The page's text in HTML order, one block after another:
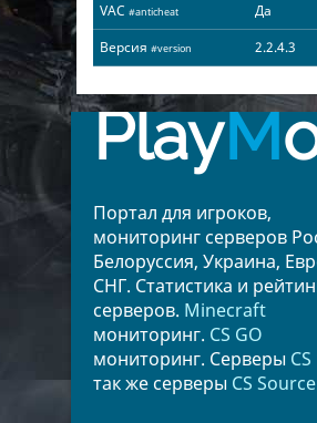
VAC #anticheat
Да
Версия #version 2.2.4.3
PlayM
Портал для игроков,
мониторинг серверов
Белоруссия, Украина,
СНГ. Статистика и
серверов. Minecraft
мониторинг. CS GO
мониторинг. Серверы
так же серверы CS Source